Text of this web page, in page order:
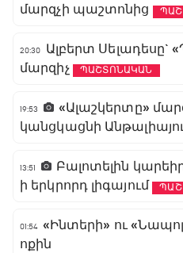
մարզչի պաշտոնից
20:30
Ալբերտ Սելադեսը`
մարզիչ
ՊԱՇՏՈՆԱԿԱՆ
19:53
«Ալաշկերտը»
կանցկացնի
13:51
Բալոտելին
ի երկրորդ լիգայում
01:54 «Ինտերի» ու
ոքին